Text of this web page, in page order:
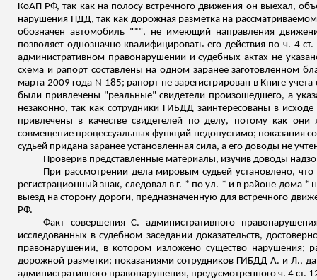
КоАП РФ, так как на полосу встречного движения он выехал,
нарушения ПДД, так как дорожная разметка на рассматриваемом
обозначен автомобиль "*", не имеющий направления
позволяет однозначно квалифицировать его действия по ч. 4
административном правонарушении и судебных актах не
схема и рапорт составлены на одном заранее заготовленном
марта 2009 года N 185; рапорт не зарегистрирован в Книге
были привлечены "реальные" свидетели произошедшего, а
незаконно, так как сотрудники ГИБДД заинтересованы в
привлечены в качестве свидетелей по делу, потому как
совмещение процессуальных функций недопустимо; показания
судьей придана заранее установленная сила, а его доводы не
Проверив представленные материалы, изучив доводы
При рассмотрении дела мировым судьей установлено,
регистрационный знак, следовал в г. * по ул. * и в районе
выезд на сторону дороги, предназначенную для встречного
РФ.
Факт совершения С. административного
исследованных в судебном заседании доказательств,
правонарушении, в котором изложено существо
дорожной разметки; показаниями сотрудников ГИБДД А. и Л.,
административного правонарушения, предусмотренного ч. 4 ст.